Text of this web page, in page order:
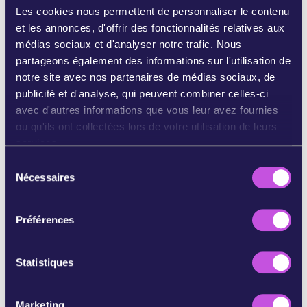
Les cookies nous permettent de personnaliser le contenu
et les annonces, d'offrir des fonctionnalités relatives aux
médias sociaux et d'analyser notre trafic. Nous
partageons également des informations sur l'utilisation de
notre site avec nos partenaires de médias sociaux, de
publicité et d'analyse, qui peuvent combiner celles-ci
avec d'autres informations que vous leur avez fournies
ou qu'ils ont collectées lors de votre utilisation de leurs
services.
Nécessaires
Préférences
Statistiques
Le premier jour de son entrée en fonction, nous avons
accueilli Kaja Kallas et tous les autres membres de la
Commission européenne en lui déroulant un tapis blanc
sur lequel figuraient les mots d'Alareer. Nous avons
distribué davantage d'affichettes de porte et regardé
les gens lire nos revendications lorsqu'ils franchissaient
les portes de la Commission